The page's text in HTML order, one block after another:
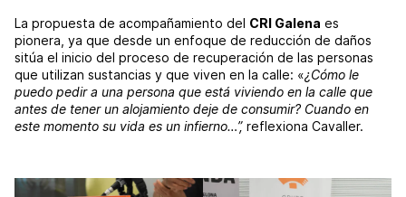
La propuesta de acompañamiento del CRI Galena es
pionera, ya que desde un enfoque de reducción de daños
sitúa el inicio del proceso de recuperación de las personas
que utilizan sustancias y que viven en la calle: «¿Cómo le
puedo pedir a una persona que está viviendo en la calle que
antes de tener un alojamiento deje de consumir? Cuando en
este momento su vida es un infierno…”, reflexiona Cavaller.